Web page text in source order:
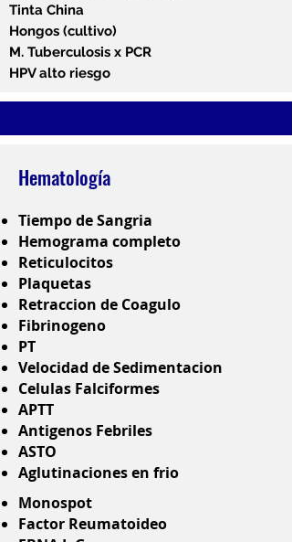
Tinta China
Hongos (cultivo)
M. Tuberculosis x PCR
HPV alto riesgo
Hematología
Tiempo de Sangria
Hemograma completo
Reticulocitos
Plaquetas
Retraccion de Coagulo
Fibrinogeno
PT
Velocidad de Sedimentacion
Celulas Falciformes
APTT
Antigenos Febriles
ASTO
Aglutinaciones en frio
Monospot
Factor Reumatoideo